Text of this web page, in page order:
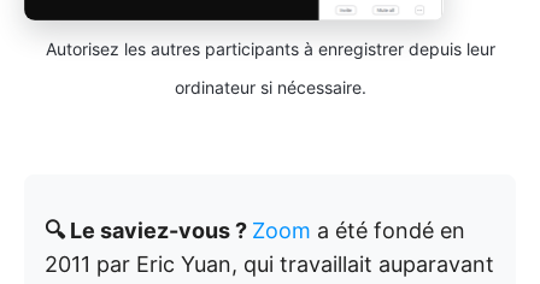
Autorisez les autres participants à enregistrer depuis leur
ordinateur si nécessaire.
🔍 Le saviez-vous ? Zoom a été fondé en
2011 par Eric Yuan, qui travaillait auparavant